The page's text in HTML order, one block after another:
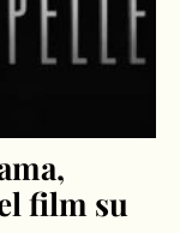
film su